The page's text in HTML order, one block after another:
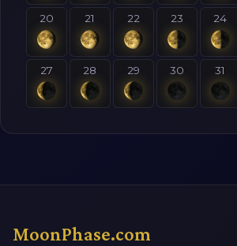
20 21 22 23 24
27 28 29 30 31
MoonPhase.com